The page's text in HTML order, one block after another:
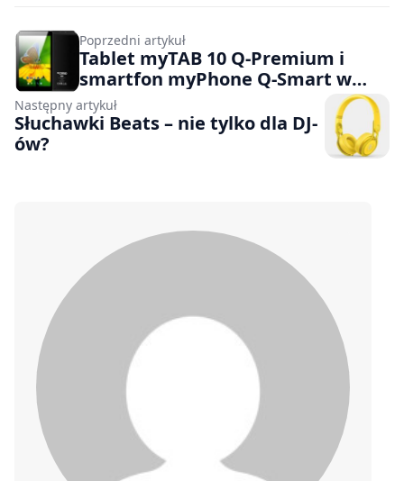
Poprzedni artykuł
Tablet myTAB 10 Q-Premium i
smartfon myPhone Q-Smart w
Biedronce
Następny artykuł
Słuchawki Beats – nie tylko dla DJ-
ów?